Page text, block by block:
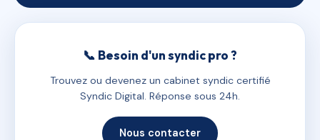
📞 Besoin d'un syndic pro ?
Trouvez ou devenez un cabinet syndic certifié
Syndic Digital. Réponse sous 24h.
Nous contacter